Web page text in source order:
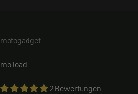
motogadget
motogadget
mo.load
2 Bewertungen